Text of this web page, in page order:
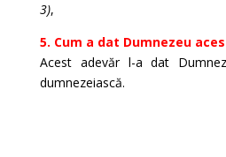
3),
5. Cum a dat Dumnezeu
Acest adevăr l-a dat
dumnezeiască.